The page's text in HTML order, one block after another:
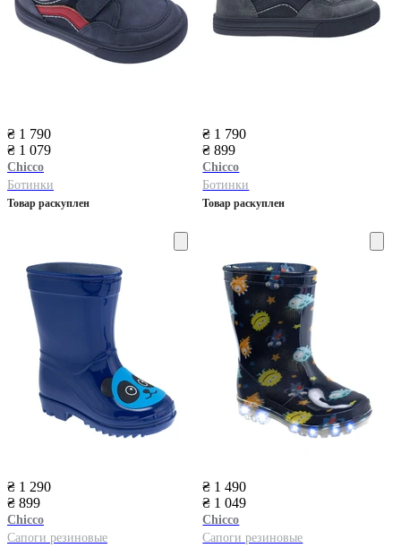
₴ 1 790
₴ 1 079
Chicco
Ботинки
Товар раскуплен
₴ 1 790
₴ 899
Chicco
Ботинки
Товар раскуплен
₴ 1 290
₴ 899
Chicco
Сапоги резиновые
₴ 1 490
₴ 1 049
Chicco
Сапоги резиновые